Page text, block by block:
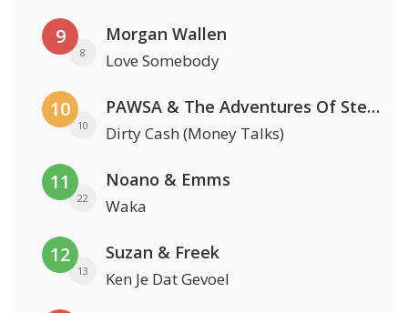
9
8
Morgan Wallen
Love Somebody
10
10
PAWSA & The Adventures Of Stevie V
Dirty Cash (Money Talks)
11
22
Noano & Emms
Waka
12
13
Suzan & Freek
Ken Je Dat Gevoel